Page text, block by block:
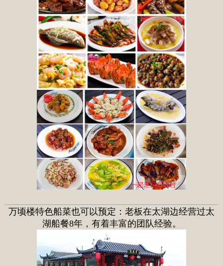
万顷楼特色船菜也可以预定：老板在太湖边经营过太
湖船餐8年，有着丰富的团队经验。